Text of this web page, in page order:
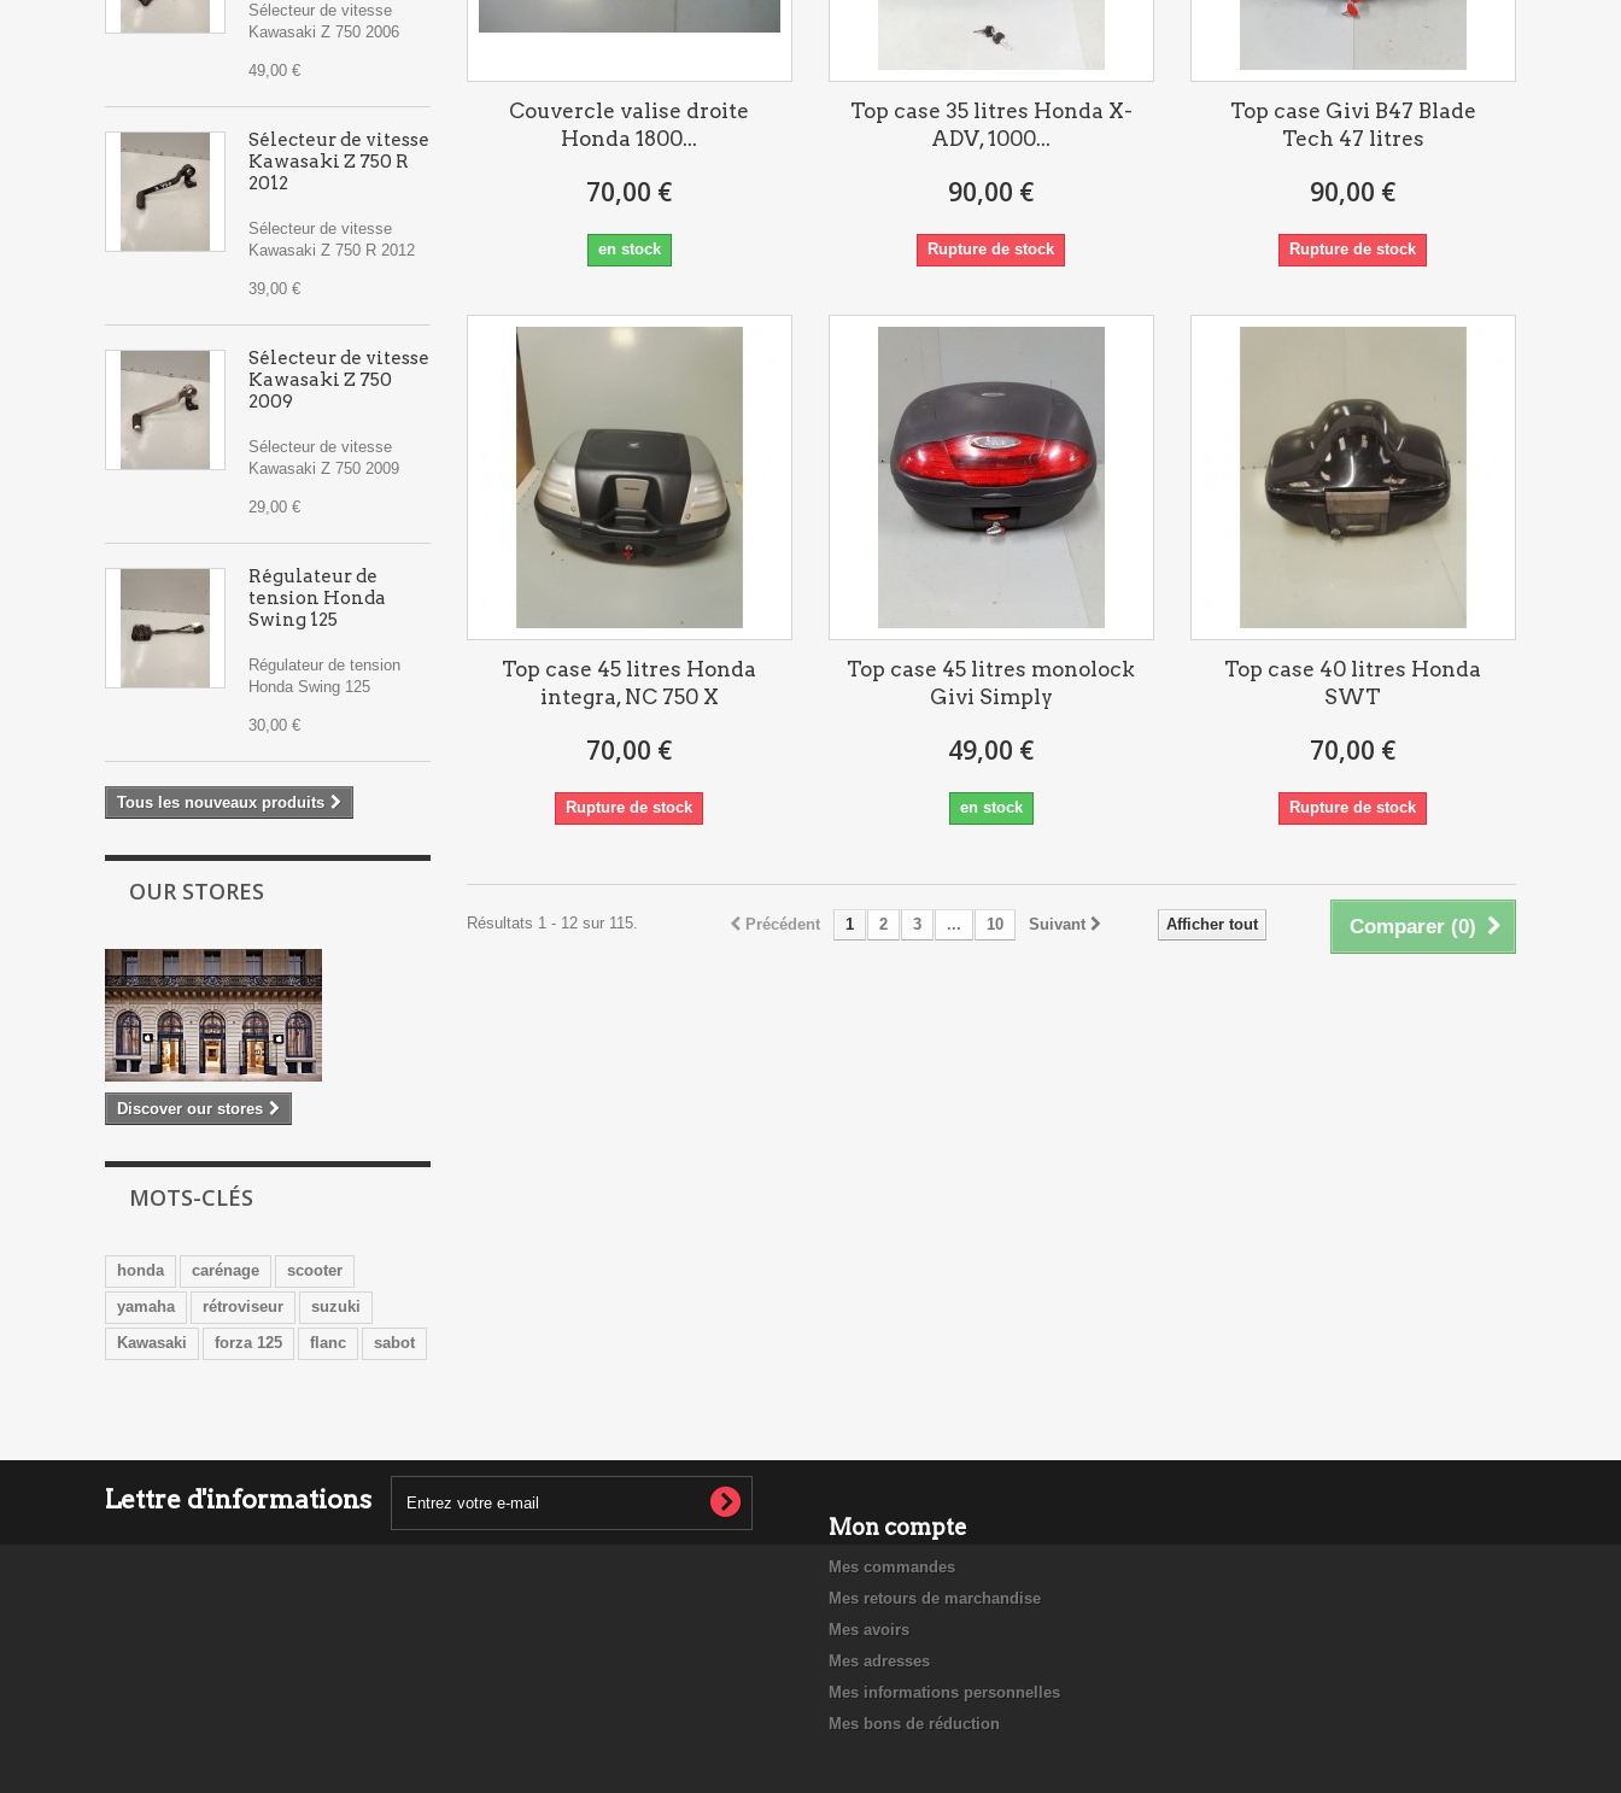
Sélecteur de vitesse
Kawasaki Z 750 2006
49,00 €
Sélecteur de vitesse
Kawasaki Z 750 R
2012
Sélecteur de vitesse
Kawasaki Z 750 R 2012
39,00 €
Sélecteur de vitesse
Kawasaki Z 750
2009
Sélecteur de vitesse
Kawasaki Z 750 2009
29,00 €
Régulateur de
tension Honda
Swing 125
Régulateur de tension
Honda Swing 125
30,00 €
Tous les nouveaux produits
OUR STORES
Discover our stores
MOTS-CLÉS
honda carénage
scooter
yamaha
rétroviseur
suzuki
Kawasaki
forza 125 flanc sabot
Couvercle valise droite
Honda 1800...
70,00 €
en stock
Top case 35 litres Honda X-
ADV, 1000...
90,00 €
Rupture de stock
Top case Givi B47 Blade
Tech 47 litres
90,00 €
Rupture de stock
Top case 45 litres Honda
integra, NC 750 X
70,00 €
Rupture de stock
Top case 45 litres monolock
Givi Simply
49,00 €
en stock
Top case 40 litres Honda
SWT
70,00 €
Rupture de stock
Comparer (0)
Afficher tout
Précédent 1 2 3 ... 10 Suivant
Résultats 1 - 12 sur 115.
Lettre d'informations
Mon compte
Mes commandes
Mes retours de marchandise
Mes avoirs
Mes adresses
Mes informations personnelles
Mes bons de réduction